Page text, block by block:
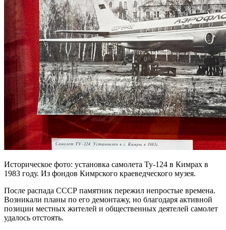
Историческое фото: установка самолета Ту-124 в Кимрах в
1983 году. Из фондов Кимрского краеведческого музея.
После распада СССР памятник пережил непростые времена.
Возникали планы по его демонтажу, но благодаря активной
позиции местных жителей и общественных деятелей самолет
удалось отстоять.